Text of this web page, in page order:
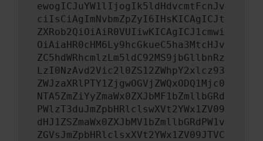
ewogICJuYW1lIjogIk5ldHdvcmtFcnJv
ciIsCiAgImNvbmZpZyI6IHsKICAgICJt
ZXRob2QiOiAiR0VUIiwKICAgICJ1cmwi
OiAiaHR0cHM6Ly9hcGkueC5ha3MtcHJv
ZC5hdWRhcmlzLm5ldC92MS9jbGllbnRz
LzI0NzAvd2Vic2l0ZS12ZWhpY2xlcz93
ZWJzaXRlPTY1ZjgwOGVjZWQxODQ1Mjc0
NTA5ZmZiYyZmaWx0ZXJbMF1bZmllbGRd
PWlzT3duJmZpbHRlclswXVt2YWx1ZV09
dHJ1ZSZmaWx0ZXJbMV1bZmllbGRdPW1v
ZGVsJmZpbHRlclsxXVt2YWx1ZV09JTVC